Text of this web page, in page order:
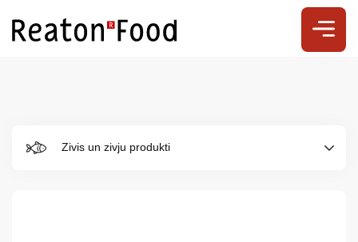
Zivis un zivju produkti